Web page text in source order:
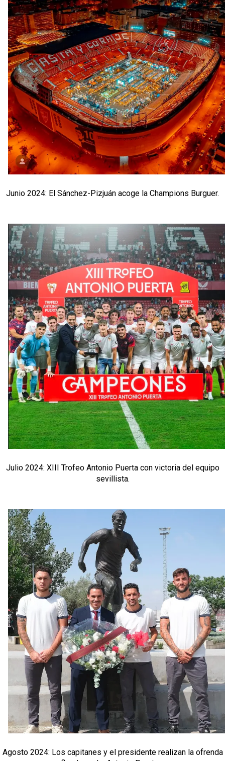
Junio 2024: El Sánchez-Pizjuán acoge la Champions Burguer.
Julio 2024: XIII Trofeo Antonio Puerta con victoria del equipo
sevillista.
Agosto 2024: Los capitanes y el presidente realizan la ofrenda